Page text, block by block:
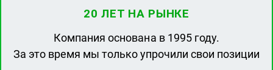
20 ЛЕТ НА РЫНКЕ
Компания основана в 1995 году.
За это время мы только упрочили свои позиции